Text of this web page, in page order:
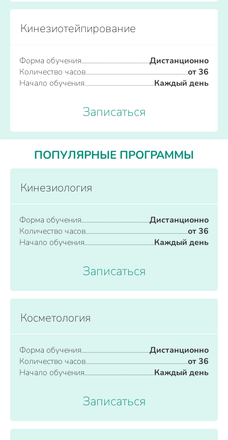
Кинезиотейпирование
Форма обучения
Дистанционно
Количество часов
от 36
Начало обучения
Каждый день
Записаться
ПОПУЛЯРНЫЕ ПРОГРАММЫ
Кинезиология
Форма обучения
Дистанционно
Количество часов
от 36
Начало обучения
Каждый день
Записаться
Косметология
Форма обучения
Дистанционно
Количество часов
от 36
Начало обучения
Каждый день
Записаться